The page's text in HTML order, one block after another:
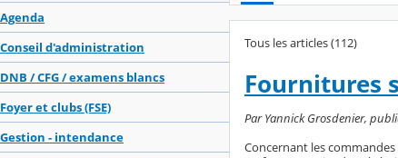
Agenda
Conseil d'administration
DNB / CFG / examens blancs
Foyer et clubs (FSE)
Gestion - intendance
Tous les articles (112)
Fournitures
Par Yannick Grosdenier,
Concernant les